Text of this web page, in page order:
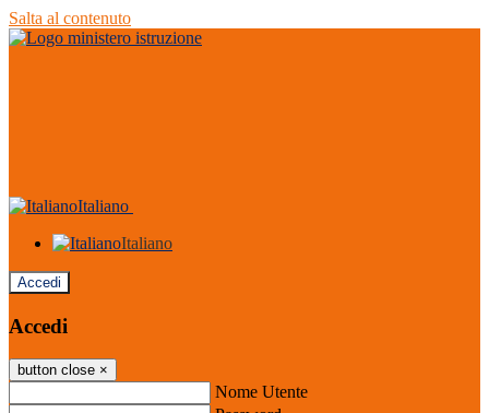
Salta al contenuto
Italiano
Italiano
Accedi
Accedi
button close ×
Nome Utente